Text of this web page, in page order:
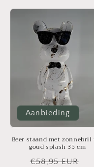
Aanbieding
Beer staand met zonnebril
goud splash 35 cm
Normale
€58,95 EUR